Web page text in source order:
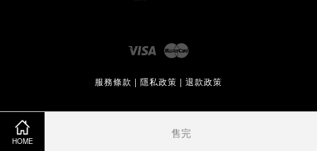
HOME
售完
Visa
服務條款 | 隱私政策 | 退款政策